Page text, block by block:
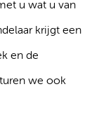
u wat u van
krijgt een
en de
we ook